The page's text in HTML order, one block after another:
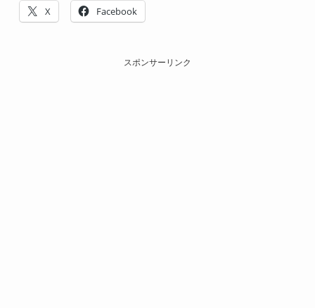
X Facebook
スポンサーリンク